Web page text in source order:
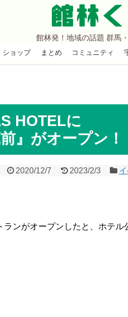
館林
館林発！地域の話題 群馬
ショップ まとめ コミュニティ
HOTELに
』がオープン！
2020/12/7 2023/2/3
ランがオープンしたと、ホテル